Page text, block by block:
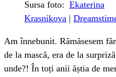
Sursa foto: Ekaterina
Krasnikova |
Am înnebunit. Rămăsesem
de la mască, era de la
unde?! În toți anii ăștia de